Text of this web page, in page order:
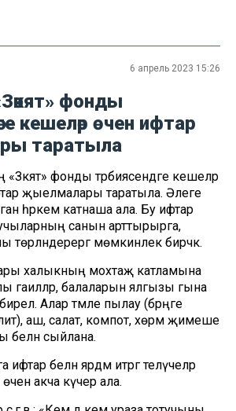
6 апрель 2023 15:26
фонды
кешеләр өчен ифтар
таратыла
«Зәкят» фонды тәрбиясендәге кешеләр
җыелмалары таратыла. Әлеге
һәркем катнаша ала. Бу ифтар
санын арттырырга,
мөмкинлек бирәчәк.
халыкның мохтаҗ катламына
гаиләләр, балаларын ялгызы гына
бирелә. Алар тәмле пылау (бәрәңге
аш, салат, компот, хөрмә җимеше
белән сыйлана.
белән ярдәм итәргә теләүчеләр
акча күчерә ала.